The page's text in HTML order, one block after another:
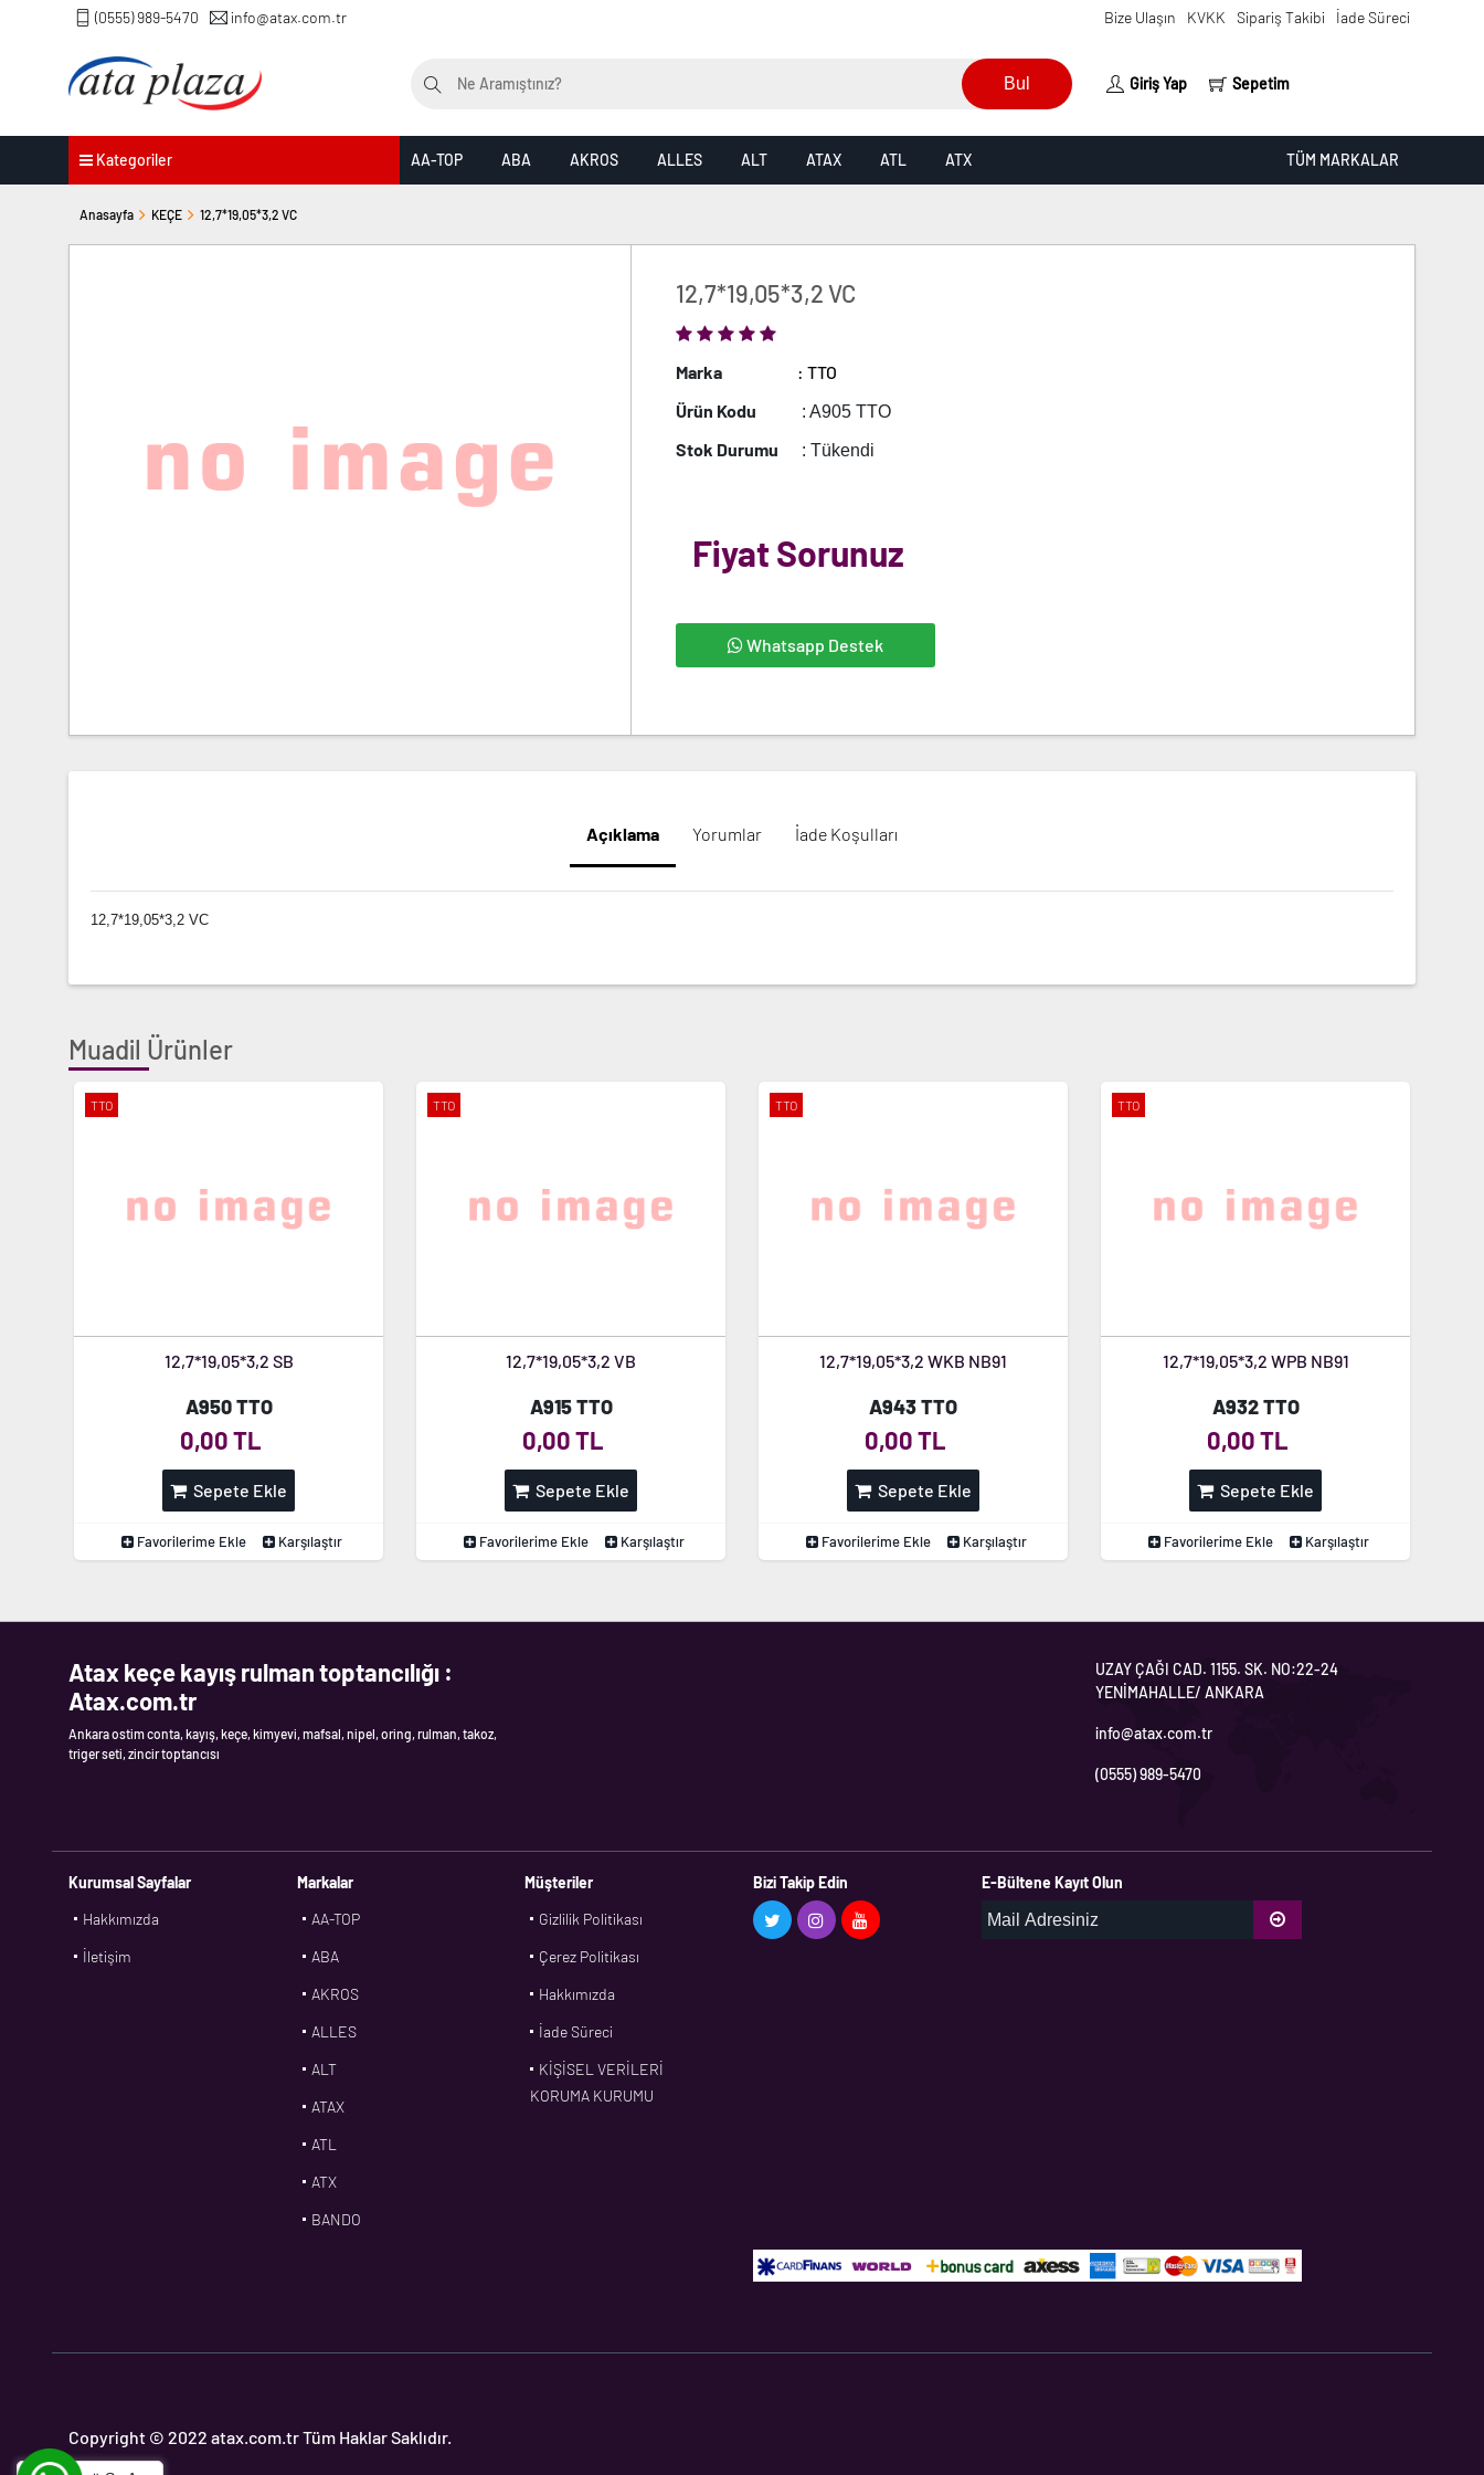
(0555) 989-5470 info@atax.com.tr Bize Ulaşın KVKK Sipariş Takibi İade Süreci
Bul Giriş Yap Sepetim
Kategoriler AA-TOP ABA AKROS ALLES ALT ATAX ATL ATX TÜM MARKALAR
Anasayfa KEÇE 12,7*19,05*3,2 VC
12,7*19,05*3,2 VC
Marka
: TTO
Ürün Kodu
: A905 TTO
Stok Durumu : Tükendi
Fiyat Sorunuz
Whatsapp Destek
Açıklama Yorumlar İade Koşulları
12,7*19,05*3,2 VC
Muadil Ürünler
TTO
12,7*19,05*3,2 SB
A950 TTO
0,00 TL
Sepete Ekle
Favorilerime Ekle Karşılaştır
TTO
12,7*19,05*3,2 VB
A915 TTO
0,00 TL
Sepete Ekle
Favorilerime Ekle Karşılaştır
TTO
12,7*19,05*3,2 WKB NB91
A943 TTO
0,00 TL
Sepete Ekle
Favorilerime Ekle Karşılaştır
TTO
12,7*19,05*3,2 WPB NB91
A932 TTO
0,00 TL
Sepete Ekle
Favorilerime Ekle Karşılaştır
Atax keçe kayış rulman toptancılığı :
Atax.com.tr
Ankara ostim conta, kayış, keçe, kimyevi, mafsal, nipel, oring, rulman, takoz,
triger seti, zincir toptancısı
UZAY ÇAĞI CAD. 1155. SK. NO:22-24
YENİMAHALLE/ ANKARA
info@atax.com.tr
(0555) 989-5470
Kurumsal Sayfalar
Hakkımızda
İletişim
Markalar
AA-TOP
ABA
AKROS
ALLES
ALT
ATAX
ATL
ATX
BANDO
CPM
Müşteriler
Gizlilik Politikası
Çerez Politikası
Hakkımızda
İade Süreci
KİŞİSEL VERİLERİ
KORUMA KURUMU
Bizi Takip Edin E-Bültene Kayıt Olun
Copyright © 2022 atax.com.tr Tüm Haklar Saklıdır.